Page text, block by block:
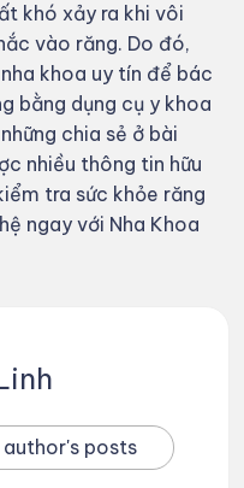
khó xảy ra khi vôi
vào răng. Do đó,
khoa uy tín để bác
bằng dụng cụ y khoa
chia sẻ ở bài
nhiều thông tin hữu
tra sức khỏe răng
ngay với Nha Khoa
author's posts